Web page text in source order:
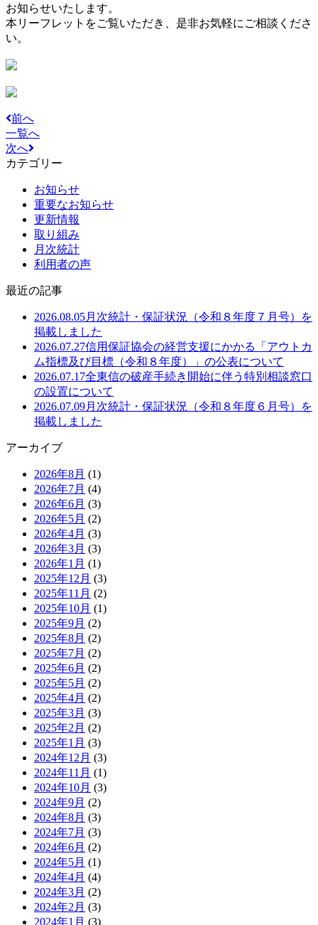
お知らせいたします。
本リーフレットをご覧いただき、是非お気軽にご相談くださ
い。
前へ
一覧へ
次へ
カテゴリー
お知らせ
重要なお知らせ
更新情報
取り組み
月次統計
利用者の声
最近の記事
2026.08.05月次統計・保証状況（令和８年度７月号）を
掲載しました
2026.07.27信用保証協会の経営支援にかかる「アウトカ
ム指標及び目標（令和８年度）」の公表について
2026.07.17全東信の破産手続き開始に伴う特別相談窓口
の設置について
2026.07.09月次統計・保証状況（令和８年度６月号）を
掲載しました
アーカイブ
2026年8月 (1)
2026年7月 (4)
2026年6月 (3)
2026年5月 (2)
2026年4月 (3)
2026年3月 (3)
2026年1月 (1)
2025年12月 (3)
2025年11月 (2)
2025年10月 (1)
2025年9月 (2)
2025年8月 (2)
2025年7月 (2)
2025年6月 (2)
2025年5月 (2)
2025年4月 (2)
2025年3月 (3)
2025年2月 (2)
2025年1月 (3)
2024年12月 (3)
2024年11月 (1)
2024年10月 (3)
2024年9月 (2)
2024年8月 (3)
2024年7月 (3)
2024年6月 (2)
2024年5月 (1)
2024年4月 (4)
2024年3月 (2)
2024年2月 (3)
2024年1月 (3)